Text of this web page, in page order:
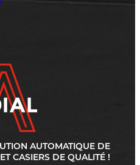
AUTOMATIQUE DE
CASIERS DE QUALITÉ !